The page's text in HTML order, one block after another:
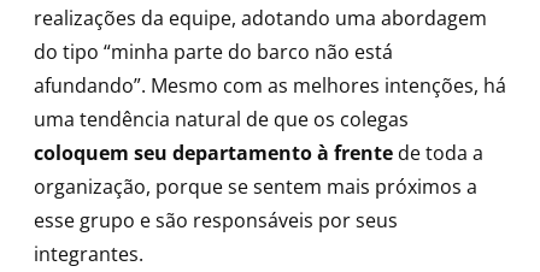
realizações da equipe, adotando uma abordagem
do tipo “minha parte do barco não está
afundando”. Mesmo com as melhores intenções, há
uma tendência natural de que os colegas
coloquem seu departamento à frente de toda a
organização, porque se sentem mais próximos a
esse grupo e são responsáveis ​​por seus
integrantes.